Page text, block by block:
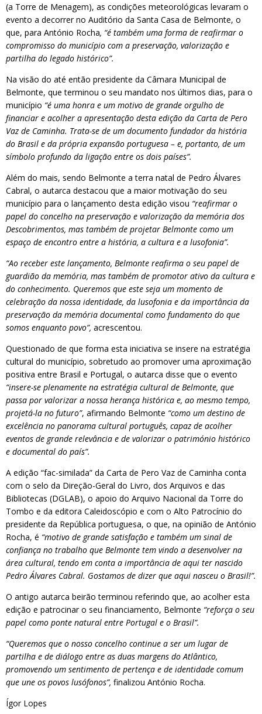
(a Torre de Menagem), as condições meteorológicas levaram o
evento a decorrer no Auditório da Santa Casa de Belmonte, o
que, para António Rocha, “é também uma forma de reafirmar o
compromisso do município com a preservação, valorização e
partilha do legado histórico”.
Na visão do até então presidente da Câmara Municipal de
Belmonte, que terminou o seu mandato nos últimos dias, para o
município “é uma honra e um motivo de grande orgulho de
financiar e acolher a apresentação desta edição da Carta de Pero
Vaz de Caminha. Trata-se de um documento fundador da história
do Brasil e da própria expansão portuguesa – e, portanto, de um
símbolo profundo da ligação entre os dois países”.
Além do mais, sendo Belmonte a terra natal de Pedro Álvares
Cabral, o autarca destacou que a maior motivação do seu
município para o lançamento desta edição visou “reafirmar o
papel do concelho na preservação e valorização da memória dos
Descobrimentos, mas também de projetar Belmonte como um
espaço de encontro entre a história, a cultura e a lusofonia”.
“Ao receber este lançamento, Belmonte reafirma o seu papel de
guardião da memória, mas também de promotor ativo da cultura e
do conhecimento. Queremos que este seja um momento de
celebração da nossa identidade, da lusofonia e da importância da
preservação da memória documental como fundamento do que
somos enquanto povo”, acrescentou.
Questionado de que forma esta iniciativa se insere na estratégia
cultural do município, sobretudo ao promover uma aproximação
positiva entre Brasil e Portugal, o autarca disse que o evento
“insere-se plenamente na estratégia cultural de Belmonte, que
passa por valorizar a nossa herança histórica e, ao mesmo tempo,
projetá-la no futuro”, afirmando Belmonte “como um destino de
excelência no panorama cultural português, capaz de acolher
eventos de grande relevância e de valorizar o património histórico
e documental do país”.
A edição “fac-similada” da Carta de Pero Vaz de Caminha conta
com o selo da Direção-Geral do Livro, dos Arquivos e das
Bibliotecas (DGLAB), o apoio do Arquivo Nacional da Torre do
Tombo e da editora Caleidoscópio e com o Alto Patrocínio do
presidente da República portuguesa, o que, na opinião de António
Rocha, é “motivo de grande satisfação e também um sinal de
confiança no trabalho que Belmonte tem vindo a desenvolver na
área cultural, tendo em conta a importância de aqui ter nascido
Pedro Álvares Cabral. Gostamos de dizer que aqui nasceu o Brasil!”.
O antigo autarca beirão terminou referindo que, ao acolher esta
edição e patrocinar o seu financiamento, Belmonte “reforça o seu
papel como ponte natural entre Portugal e o Brasil”.
“Queremos que o nosso concelho continue a ser um lugar de
partilha e de diálogo entre as duas margens do Atlântico,
promovendo um sentimento de pertença e de identidade comum
que une os povos lusófonos”, finalizou António Rocha.
Ígor Lopes